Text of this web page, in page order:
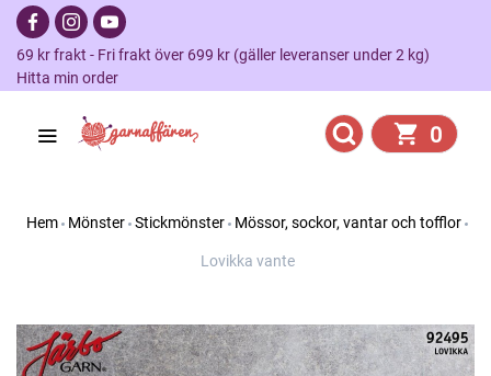
69 kr frakt - Fri frakt över 699 kr (gäller leveranser under 2 kg)
Hitta min order
0
Hem Mönster Stickmönster Mössor, sockor, vantar och tofflor
Lovikka vante